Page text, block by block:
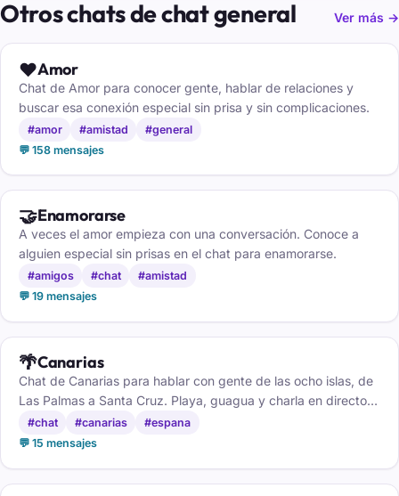
Otros chats de chat general Ver más →
❤️Amor
Chat de Amor para conocer gente, hablar de relaciones y
buscar esa conexión especial sin prisa y sin complicaciones.
#amor #amistad
#general
💬 158 mensajes
🤝Enamorarse
A veces el amor empieza con una conversación. Conoce a
alguien especial sin prisas en el chat para enamorarse.
#amigos #chat
#amistad
💬 19 mensajes
🌴Canarias
Chat de Canarias para hablar con gente de las ocho islas, de
Las Palmas a Santa Cruz. Playa, guagua y charla en directo,
gratis y sin registro.
#chat #canarias
#espana
💬 15 mensajes